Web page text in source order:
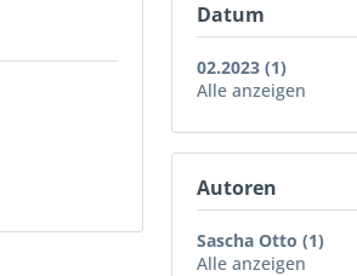
Datum
02.2023 (1)
Alle anzeigen
Autoren
Sascha Otto (1)
Alle anzeigen